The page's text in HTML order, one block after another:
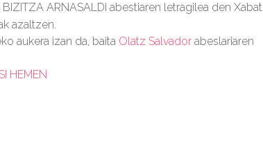
ARNASALDI abestiaren letragilea den Xabat
azaltzen.
aukera izan da, baita Olatz Salvador abeslariaren
HEMEN